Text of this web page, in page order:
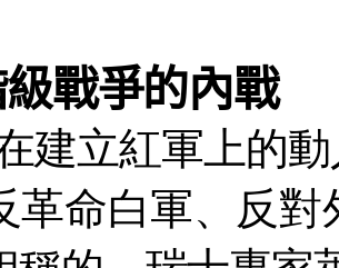
戰爭的內戰
建立紅軍上的
革命白軍、反